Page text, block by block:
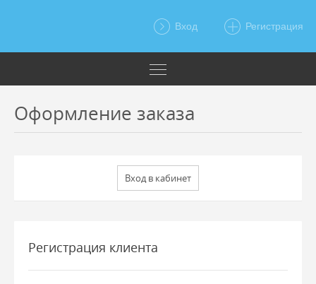
Вход Регистрация
Оформление заказа
Регистрация клиента